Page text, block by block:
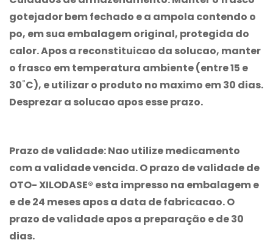
gotejador bem fechado e a ampola contendo o
po, em sua embalagem original, protegida do
calor. Apos a reconstituicao da solucao, manter
o frasco em temperatura ambiente (entre 15 e
30˚C), e utilizar o produto no maximo em 30 dias.
Desprezar a solucao apos esse prazo.
Prazo de validade:Nao utilize medicamento
com a validade vencida. O prazo de validade de
OTO- XILODASE® esta impresso na embalagem e
e de 24 meses apos a data de fabricacao. O
prazo de validade apos a preparação e de 30
dias.